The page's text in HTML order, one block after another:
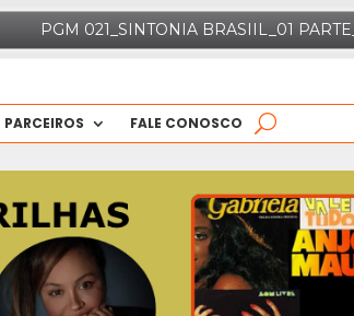
PARCEIROS FALE CONOSCO